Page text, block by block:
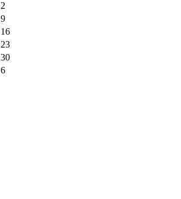
2
9
16
23
30
6